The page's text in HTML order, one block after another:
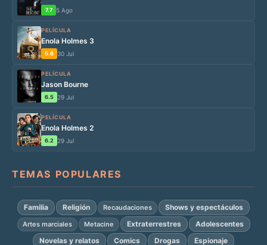
7.7 5 Ago
PELÍCULA
Enola Holmes 3
5.6 30 Jul
PELÍCULA
Jason Bourne
6.5 29 Jul
PELÍCULA
Enola Holmes 2
6.2 29 Jul
TEMAS POPULARES
Familia Religión Recaudaciones Shows y espectáculos
Artes marciales Metacine Extraterrestres
Adolescentes
Novelas y relatos
Comics Drogas
Espionaje